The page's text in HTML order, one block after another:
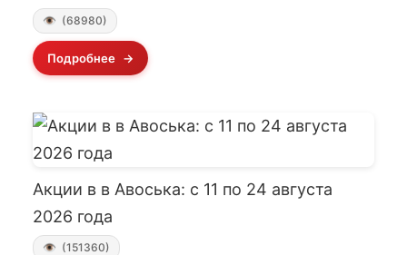
(68980)
Подробнее
Акции в в Авоська: с 11 по 24 августа
2026 года
(151360)